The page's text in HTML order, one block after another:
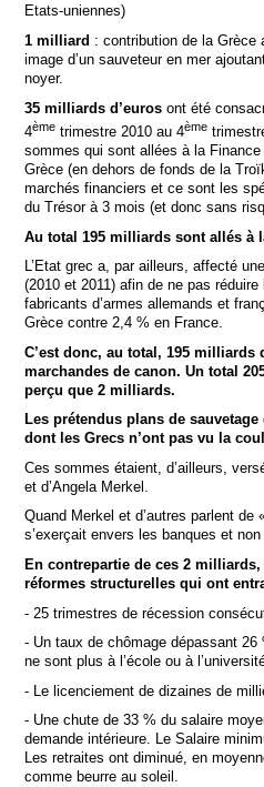
Etats-uniennes)
1 milliard : contribution de la Grèce
image d’un sauveteur en mer
noyer.
35 milliards d’eurosont été
4èmetrimestre 2010 au 4ème
sommes qui sont allées à la
Grèce (en dehors de fonds de la
marchés financiers et ce sont les
du Trésor à 3 mois (et donc sans
Au total 195 milliards sont allés à
L’Etat grec a, par ailleurs, affecté
(2010 et 2011) afin de ne pas
fabricants d’armes allemands et
Grèce contre 2,4 % en France.
C’est donc, au total, 195
marchandes de canon. Un total
perçu que 2 milliards.
Les prétendus plans de
dont les Grecs n’ont pas vu la
Ces sommes étaient, d’ailleurs,
et d’Angela Merkel.
Quand Merkel et d’autres parlent
s’exerçait envers les banques et
En contrepartie de ces 2
réformes structurelles qui ont
- 25 trimestres de récession
- Un taux de chômage dépassant
ne sont plus à l’école ou à
- Le licenciement de dizaines de
- Une chute de 33 % du salaire
demande intérieure. Le Salaire
Les retraites ont diminué, en
comme beurre au soleil.